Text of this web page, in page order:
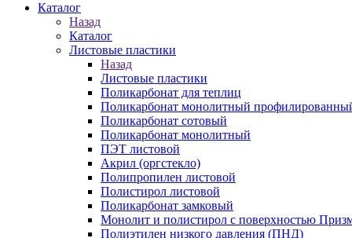
Каталог
Назад
Каталог
Листовые пластики
Назад
Листовые пластики
Поликарбонат для теплиц
Поликарбонат монолитный
Поликарбонат сотовый
Поликарбонат монолитный
ПЭТ листовой
Акрил (оргстекло)
Полипропилен листовой
Полистирол листовой
Поликарбонат замковый
Монолит и полистирол с поверхностью
Полиэтилен низкого давления (ПНД)